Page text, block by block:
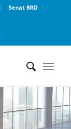
Senat BRD